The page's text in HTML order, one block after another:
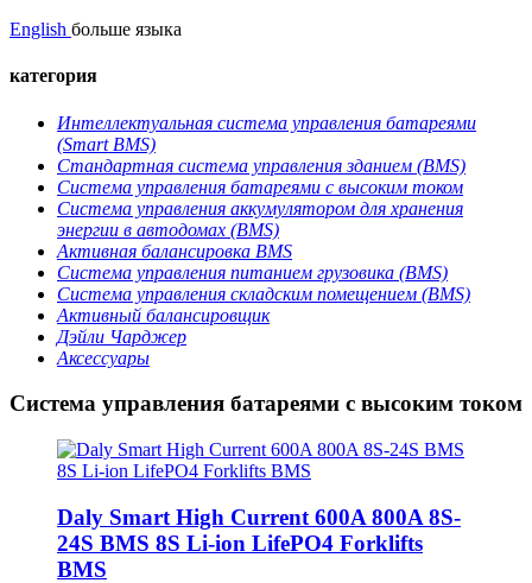
English больше языка
категория
Интеллектуальная система управления батареями
(Smart BMS)
Стандартная система управления зданием (BMS)
Система управления батареями с высоким током
Система управления аккумулятором для хранения
энергии в автодомах (BMS)
Активная балансировка BMS
Система управления питанием грузовика (BMS)
Система управления складским помещением (BMS)
Активный балансировщик
Дэйли Чарджер
Аксессуары
Система управления батареями с высоким током
Daly Smart High Current 600A 800A 8S-
24S BMS 8S Li-ion LifePO4 Forklifts
BMS